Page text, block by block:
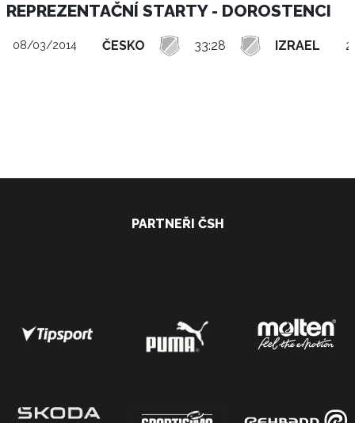
REPREZENTAČNÍ STARTY - DOROSTENCI
08/03/2014 ČESKO 33:28 IZRAEL
PARTNEŘI ČSH